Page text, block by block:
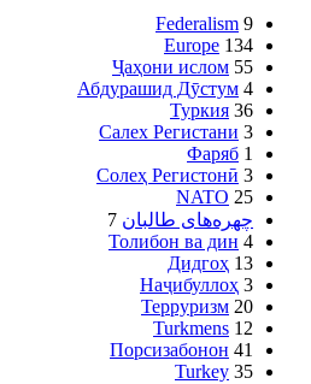
Federalism 9
Europe 134
Ҷаҳони ислом 55
Абдурашид Дӯстум 4
Туркия 36
Салех Регистани 3
Фаряб 1
Солеҳ Регистонӣ 3
NATO 25
چهره‌های طالبان 7
Толибон ва дин 4
Дидгоҳ 13
Наҷибуллоҳ 3
Терруризм 20
Turkmens 12
Порсизабонон 41
Turkey 35